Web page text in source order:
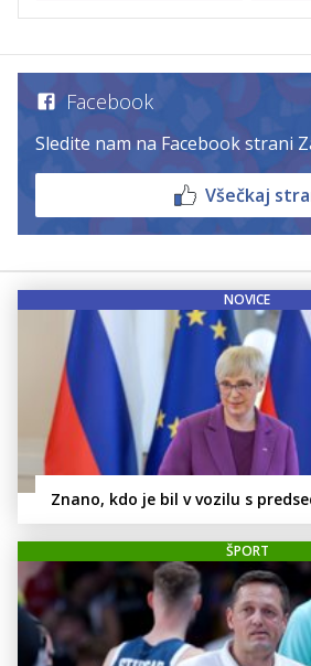
Facebook
Sledite nam na Facebook strani
Všečkaj
NOVICE
Znano, kdo je bil v vozilu s
ŠPORT